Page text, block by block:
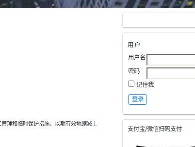
用户
用户名
密码
记住我
支付宝/微信扫码支付
理和临时保护措施，以期有效地缩减土